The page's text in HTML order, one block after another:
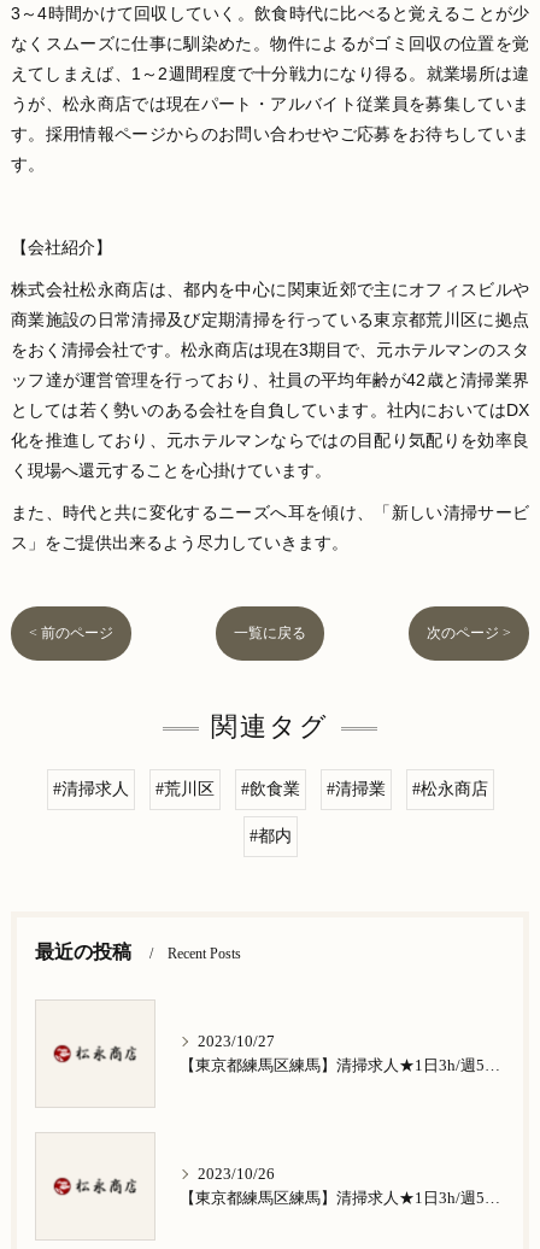
3～4時間かけて回収していく。飲食時代に比べると覚えることが少
なくスムーズに仕事に馴染めた。物件によるがゴミ回収の位置を覚
えてしまえば、1～2週間程度で十分戦力になり得る。就業場所は違
うが、松永商店では現在パート・アルバイト従業員を募集していま
す。採用情報ページからのお問い合わせやご応募をお待ちしていま
す。
【会社紹介】
株式会社松永商店は、都内を中心に関東近郊で主にオフィスビルや
商業施設の日常清掃及び定期清掃を行っている東京都荒川区に拠点
をおく清掃会社です。松永商店は現在3期目で、元ホテルマンのスタ
ッフ達が運営管理を行っており、社員の平均年齢が42歳と清掃業界
としては若く勢いのある会社を自負しています。社内においてはDX
化を推進しており、元ホテルマンならではの目配り気配りを効率良
く現場へ還元することを心掛けています。
また、時代と共に変化するニーズへ耳を傾け、「新しい清掃サービ
ス」をご提供出来るよう尽力していきます。
< 前のページ 一覧に戻る 次のページ >
関連タグ
#清掃求人 #荒川区 #飲食業 #清掃業 #松永商店
#都内
最近の投稿 Recent Posts
2023/10/27
【東京都練馬区練馬】清掃求人★1日3h/週5日/祝日お休み★谷原在住の方歓迎
2023/10/26
【東京都練馬区練馬】清掃求人★1日3h/週5日/祝日お休み★南田中在住の方歓迎